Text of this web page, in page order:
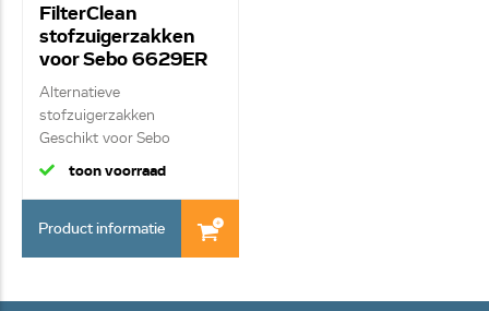
FilterClean
stofzuigerzakken
voor Sebo 6629ER
Alternatieve
stofzuigerzakken
Geschikt voor Sebo
Papieren ...
toon voorraad
Product informatie